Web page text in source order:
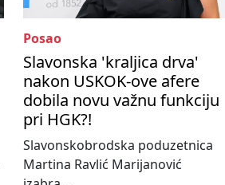
Posao
Slavonska 'kraljica drva'
nakon USKOK-ove afere
dobila novu važnu funkciju
pri HGK?!
Slavonskobrodska poduzetnica
Martina Ravlić Marijanović